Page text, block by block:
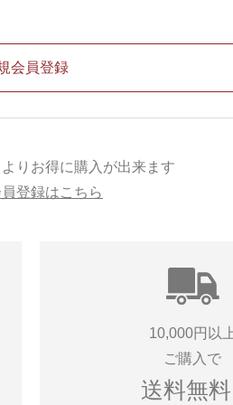
りお得に購入が出来ます
登録はこちら
10,000円以
ご購入で
送料無